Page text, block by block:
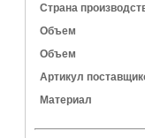
Страна
Объем
Объем
Артикул
Материал